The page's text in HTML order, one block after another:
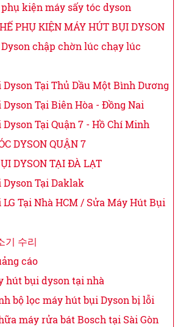
kiện máy sấy tóc dyson
PHỤ KIỆN MÁY HÚT BỤI DYSON
chập chờn lúc chạy lúc
Tại Thủ Dầu Một Bình Dương
Tại Biên Hòa - Đồng Nai
Tại Quận 7 - Hồ Chí Minh
DYSON QUẬN 7
DYSON TẠI ĐÀ LẠT
Tại Daklak
Tại Nhà HCM / Sửa Máy Hút Bụi
기 수리
cáo
hút bụi dyson tại nhà
bộ lọc máy hút bụi Dyson bị lỗi
máy rửa bát Bosch tại Sài Gòn